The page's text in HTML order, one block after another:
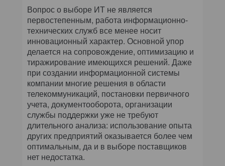
Вопрос о выборе ИТ не является
первостепенным, работа информационно-
технических служб все менее носит
инновационный характер. Основной упор
делается на сопровождение, оптимизацию и
тиражирование имеющихся решений. Даже
при создании информационной системы
компании многие решения в области
телекоммуникаций, постановки первичного
учета, документооборота, организации
службы поддержки уже не требуют
длительного анализа: использование опыта
других предприятий оказывается более чем
оптимальным, да и в выборе поставщиков
нет недостатка.